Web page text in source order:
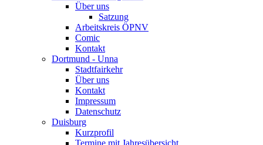
Über uns
Satzung
Arbeitskreis ÖPNV
Comic
Kontakt
Dortmund - Unna
Stadtfairkehr
Über uns
Kontakt
Impressum
Datenschutz
Duisburg
Kurzprofil
Termine mit Jahresübersicht